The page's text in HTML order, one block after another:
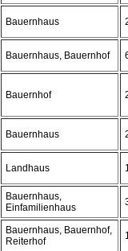
Bauernhaus
Bauernhaus, Bauernhof
Bauernhof
Bauernhaus
Landhaus
Bauernhaus,
Einfamilienhaus
Bauernhaus, Bauernhof,
Reiterhof